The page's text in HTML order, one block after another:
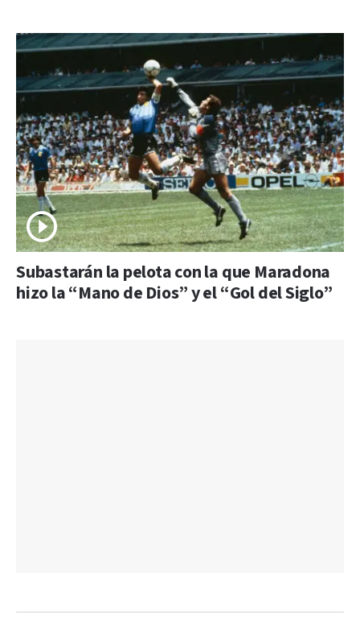
Subastarán la pelota con la que Maradona
hizo la “Mano de Dios” y el “Gol del Siglo”